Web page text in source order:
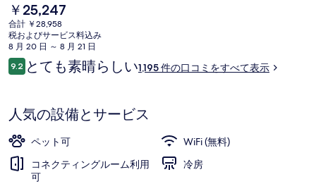
ー
ツ
ル
セ
イ
ユ
現
在
の
料
金
は
す
￥25,247
合計 ￥28,958
税およびサービス料込み
8 月 20 日 ～ 8 月 21 日
口
コ
9.210段階中9.2
とても素晴らしい1,195 件の口コミをすべて表示
人気の設備とサービス
ペット可
WiFi (無料)
コネクティングルーム利用
可
冷房